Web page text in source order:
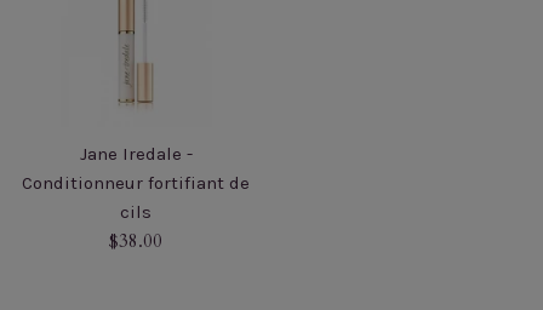
Jane Iredale -
Conditionneur fortifiant de
cils
Prix
$38.00